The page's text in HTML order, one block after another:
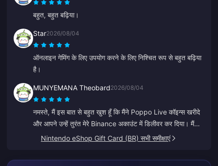
बहुत, बहुत बढ़िया।
Star2026/08/04
ऑनलाइन गेमिंग के लिए उपयोग करने के लिए निश्चित रूप से बहुत बढ़िया
है।
MUNYEMANA Theobard2026/08/04
नमस्ते, मैं इस बात से बहुत खुश हूँ कि मैंने Poppo Live कॉइन्स खरीदे
और आपने उन्हें तुरंत मेरे Binance अकाउंट में डिलीवर कर दिया। मैं
आपके ऐप और इसके मार्गदर्शन से संतुष्ट हूँ। धन्यवाद, इसे ऐसे ही बनाए
Nintendo eShop Gift Card (BR) सभी समीक्षाएं